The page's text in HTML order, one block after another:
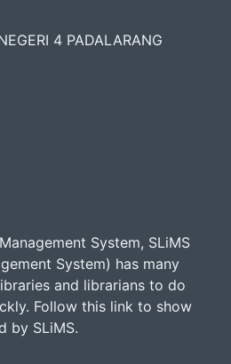
4 PADALARANG
System, SLiMS
System) has many
and librarians to do
Follow this link to show
by SLiMS.